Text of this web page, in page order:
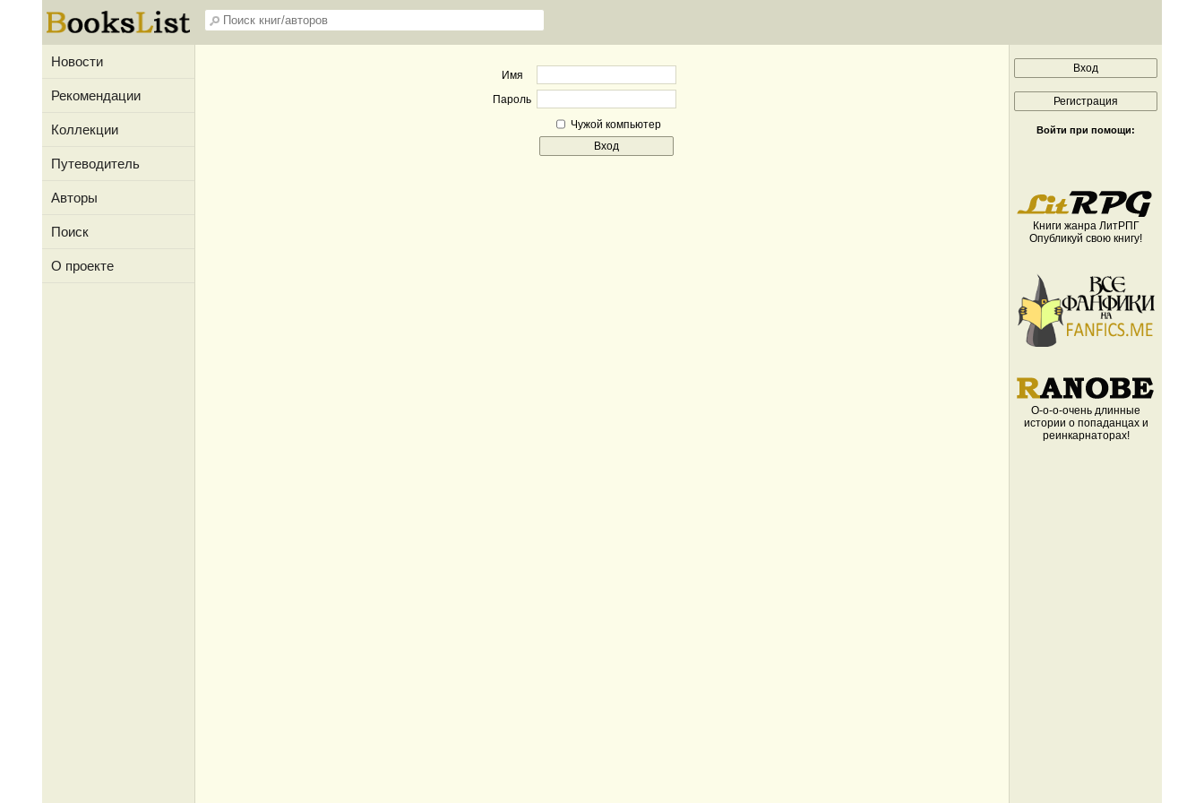
Новости
Рекомендации
Коллекции
Путеводитель
Авторы
Поиск
О проекте
Имя
Пароль
Чужой компьютер
Войти при помощи:
Книги жанра ЛитРПГ
Опубликуй свою книгу!
О-о-о-очень длинные
истории о попаданцах и
реинкарнаторах!